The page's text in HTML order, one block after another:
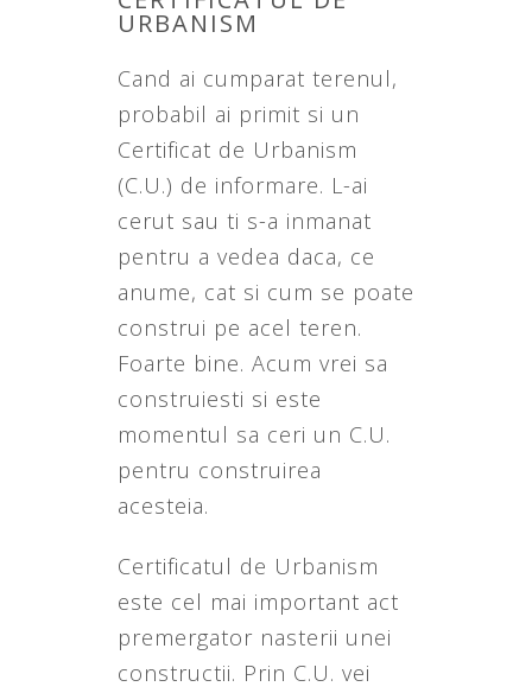
URBANISM
Cand ai cumparat terenul,
probabil ai primit si un
Certificat de Urbanism
(C.U.) de informare. L-ai
cerut sau ti s-a inmanat
pentru a vedea daca, ce
anume, cat si cum se poate
construi pe acel teren.
Foarte bine. Acum vrei sa
construiesti si este
momentul sa ceri un C.U.
pentru construirea
acesteia.
Certificatul de Urbanism
este cel mai important act
premergator nasterii unei
constructii. Prin C.U. vei